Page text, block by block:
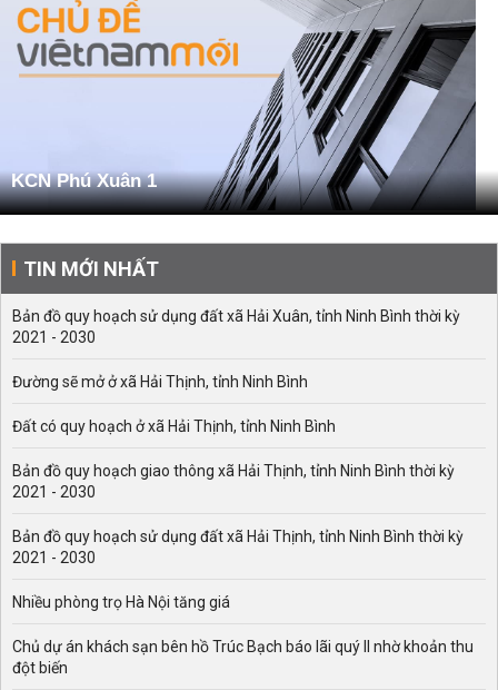
KCN Phú Xuân 1
TIN MỚI NHẤT
Bản đồ quy hoạch sử dụng đất xã Hải Xuân, tỉnh Ninh Bình thời kỳ
2021 - 2030
Đường sẽ mở ở xã Hải Thịnh, tỉnh Ninh Bình
Đất có quy hoạch ở xã Hải Thịnh, tỉnh Ninh Bình
Bản đồ quy hoạch giao thông xã Hải Thịnh, tỉnh Ninh Bình thời kỳ
2021 - 2030
Bản đồ quy hoạch sử dụng đất xã Hải Thịnh, tỉnh Ninh Bình thời kỳ
2021 - 2030
Nhiều phòng trọ Hà Nội tăng giá
Chủ dự án khách sạn bên hồ Trúc Bạch báo lãi quý II nhờ khoản thu
đột biến